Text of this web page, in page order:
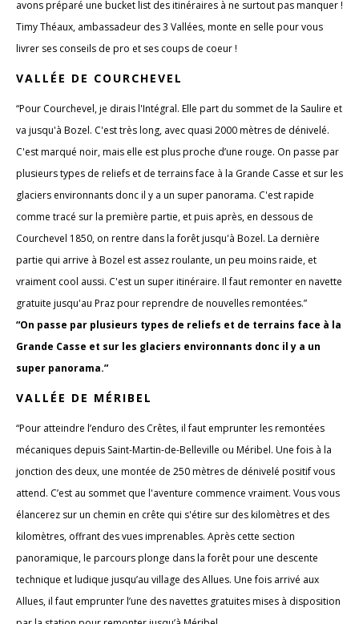
avons préparé une bucket list des itinéraires à ne surtout pas manquer !
Timy Théaux, ambassadeur des 3 Vallées, monte en selle pour vous
livrer ses conseils de pro et ses coups de coeur !
VALLÉE DE COURCHEVEL
“Pour Courchevel, je dirais l'Intégral. Elle part du sommet de la Saulire et
va jusqu'à Bozel. C'est très long, avec quasi 2000 mètres de dénivelé.
C'est marqué noir, mais elle est plus proche d’une rouge. On passe par
plusieurs types de reliefs et de terrains face à la Grande Casse et sur les
glaciers environnants donc il y a un super panorama. C'est rapide
comme tracé sur la première partie, et puis après, en dessous de
Courchevel 1850, on rentre dans la forêt jusqu'à Bozel. La dernière
partie qui arrive à Bozel est assez roulante, un peu moins raide, et
vraiment cool aussi. C'est un super itinéraire. Il faut remonter en navette
gratuite jusqu'au Praz pour reprendre de nouvelles remontées.”
“On passe par plusieurs types de reliefs et de terrains face à la
Grande Casse et sur les glaciers environnants donc il y a un
super panorama.”
VALLÉE DE MÉRIBEL
“Pour atteindre l’enduro des Crêtes, il faut emprunter les remontées
mécaniques depuis Saint-Martin-de-Belleville ou Méribel. Une fois à la
jonction des deux, une montée de 250 mètres de dénivelé positif vous
attend. C’est au sommet que l'aventure commence vraiment. Vous vous
élancerez sur un chemin en crête qui s'étire sur des kilomètres et des
kilomètres, offrant des vues imprenables. Après cette section
panoramique, le parcours plonge dans la forêt pour une descente
technique et ludique jusqu’au village des Allues. Une fois arrivé aux
Allues, il faut emprunter l’une des navettes gratuites mises à disposition